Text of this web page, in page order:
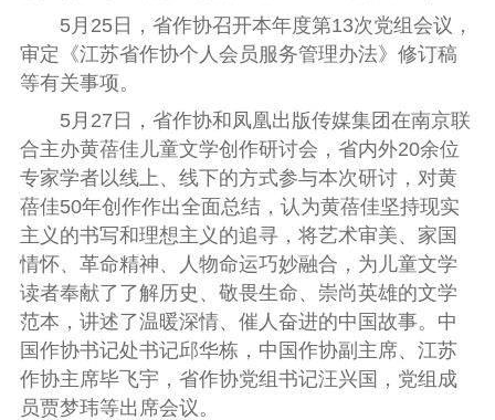
5月 25日，省作协召开本年度第13次党组会议，
审定《江苏省作协个人会员服务管理办法》修订稿
等有关事项。
5月 27 日，省作协和凤凰出版传媒集团在南京联
合主办黄蓓佳儿童文学创作研讨会，省内外20余位
专家学者以线上、线下的方式参与本次研讨，对黄
蓓佳50年创作作出全面总结，认为黄蓓佳坚持现实
主义的书写和理想主义的追寻，将艺术审美、家国
情怀、革命精神、人物命运巧妙融合，为儿童文学
读者奉献了了解历史、敬畏生命、崇尚英雄的文学
范本，讲述了温暖深情、催人奋进的中国故事。中
国作协书记处书记邱华栋，中国作协副主席、江苏
作协主席毕飞宇，省作协党组书记汪兴国，党组成
员贾梦玮等出席会议。